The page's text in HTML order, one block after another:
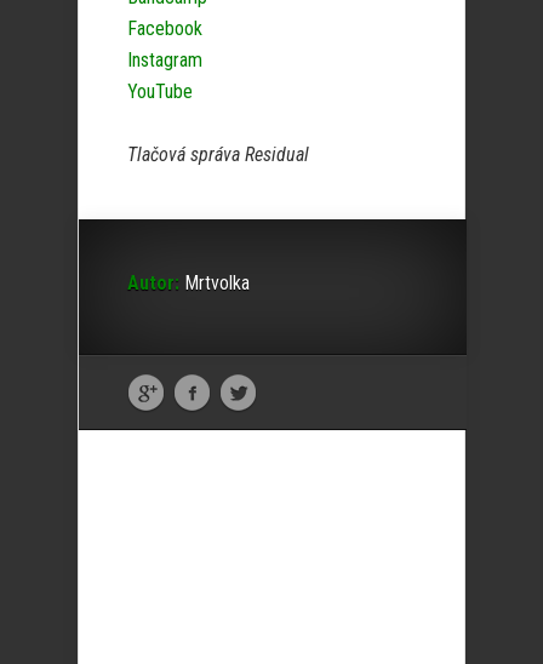
Facebook
Instagram
YouTube
Tlačová správa Residual
Autor: Mrtvolka